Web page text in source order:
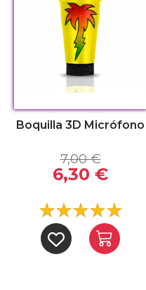
Boquilla 3D Micrófono
7,00 €
6,30 €